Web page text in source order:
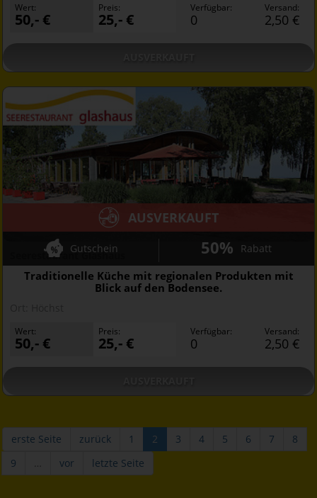
Wert:
50,- €
Preis:
25,- €
Verfügbar:
0
Versand:
2,50 €
Seerestaurant Glashaus
Traditionelle Küche mit regionalen Produkten mit
Blick auf den Bodensee.
AUSVERKAUFT
Gutschein 50% Rabatt
Wert:
50,- €
Preis:
25,- €
Verfügbar:
0
Versand:
2,50 €
erste Seite zurück 1 2 3 4 5 6 7
8
9
… vor letzte Seite